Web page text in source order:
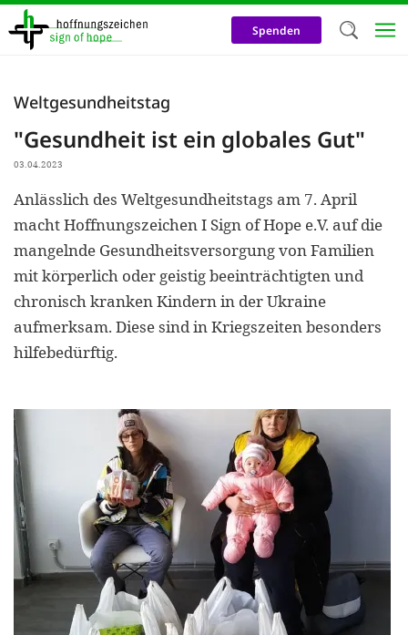
Direkt
zum
Inhalt
Spenden
Weltgesundheitstag
"Gesundheit ist ein globales Gut"
03.04.2023
Anlässlich des Weltgesundheitstags am 7. April
macht Hoffnungszeichen I Sign of Hope e.V. auf die
mangelnde Gesundheitsversorgung von Familien
mit körperlich oder geistig beeinträchtigten und
chronisch kranken Kindern in der Ukraine
aufmerksam. Diese sind in Kriegszeiten besonders
hilfebedürftig.
Wir
nutzen
Cookies zu
helfen
unsere
den